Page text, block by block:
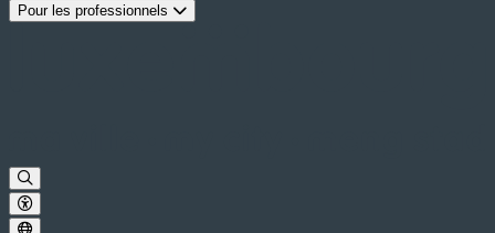
Pour les professionnels